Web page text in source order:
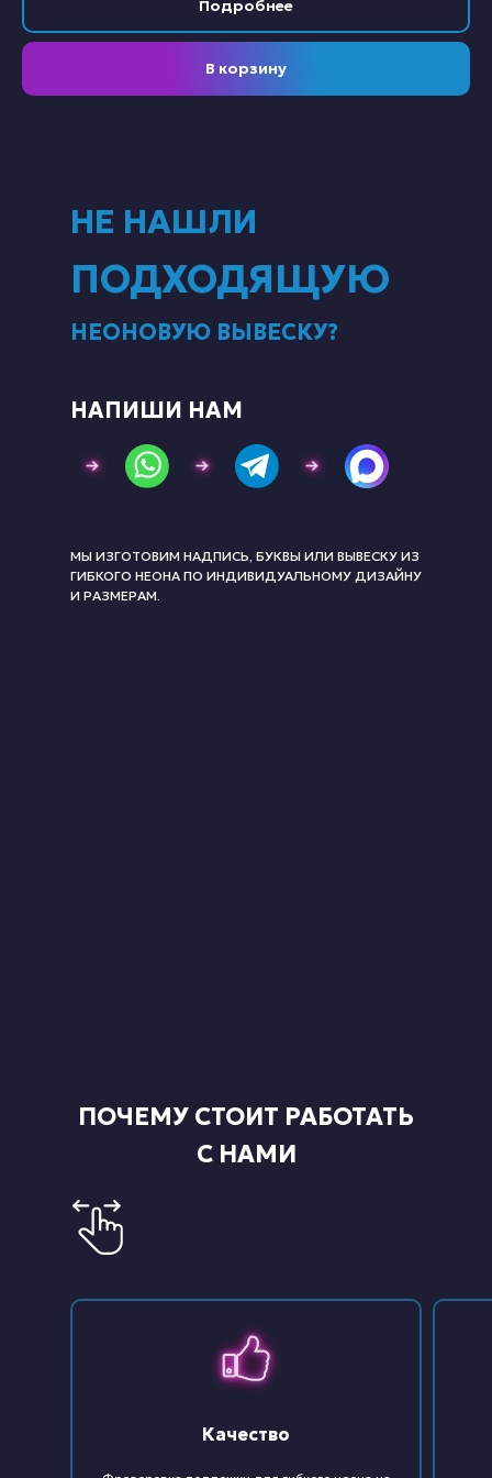
Подробнее
В корзину
НЕ НАШЛИ
НАПИШИ НАМ
НЕОНОВУЮ ВЫВЕСКУ?
ПОДХОДЯЩУЮ
МЫ ИЗГОТОВИМ НАДПИСЬ, БУКВЫ ИЛИ ВЫВЕСКУ ИЗ
ГИБКОГО НЕОНА ПО ИНДИВИДУАЛЬНОМУ ДИЗАЙНУ
И РАЗМЕРАМ.
ПОЧЕМУ СТОИТ РАБОТАТЬ
С НАМИ
Качество